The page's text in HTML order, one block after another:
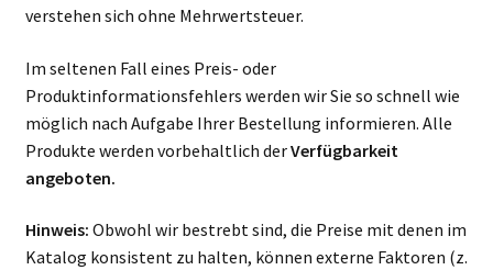
verstehen sich ohne Mehrwertsteuer.
Im seltenen Fall eines Preis- oder
Produktinformationsfehlers werden wir Sie so schnell wie
möglich nach Aufgabe Ihrer Bestellung informieren. Alle
Produkte werden vorbehaltlich derVerfügbarkeit
angeboten.
Hinweis: Obwohl wir bestrebt sind, die Preise mit denen im
Katalog konsistent zu halten, können externe Faktoren (z.